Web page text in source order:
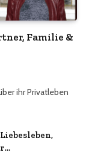
Familie &
ihr Privatleben